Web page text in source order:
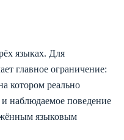
языках. Для
главное ограничение:
котором реально
наблюдаемое поведение
языковым